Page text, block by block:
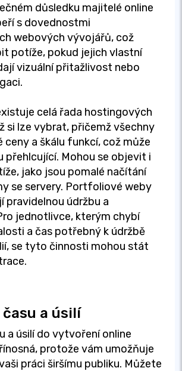
důsledku majitelé online
s dovednostmi
webových vývojářů, což
potíže, pokud jejich vlastní
vizuální přitažlivost nebo
celá řada hostingových
si lze vybrat, přičemž všechny
ceny a škálu funkcí, což může
přehlcující. Mohou se objevit i
jako jsou pomalé načítání
se servery. Portfoliové weby
pravidelnou údržbu a
jednotlivce, kterým chybí
a čas potřebný k údržbě
se tyto činnosti mohou stát
a úsilí
a úsilí do vytvoření online
protože vám umožňuje
práci širšímu publiku. Můžete